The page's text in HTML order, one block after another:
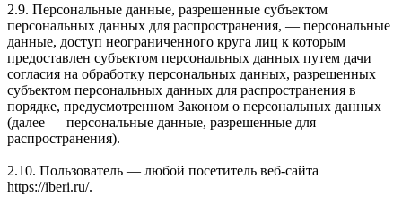
2.9. Персональные данные, разрешенные субъектом
персональных данных для распространения, — персональные
данные, доступ неограниченного круга лиц к которым
предоставлен субъектом персональных данных путем дачи
согласия на обработку персональных данных, разрешенных
субъектом персональных данных для распространения в
порядке, предусмотренном Законом о персональных данных
(далее — персональные данные, разрешенные для
распространения).
2.10. Пользователь — любой посетитель веб-сайта
https://iberi.ru/.